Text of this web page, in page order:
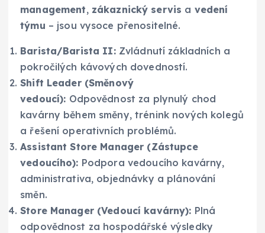
management, zákaznický servis a vedení
týmu – jsou vysoce přenositelné.
Barista/Barista II:Zvládnutí základních a
pokročilých kávových dovedností.
Shift Leader (Směnový
vedoucí): Odpovědnost za plynulý chod
kavárny během směny, trénink nových kolegů
a řešení operativních problémů.
Assistant Store Manager (Zástupce
vedoucího): Podpora vedoucího kavárny,
administrativa, objednávky a plánování
směn.
Store Manager (Vedoucí kavárny): Plná
odpovědnost za hospodářské výsledky